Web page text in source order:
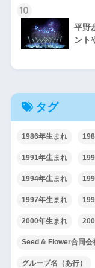
10
平野
ント
タグ
1986年生まれ
1991年生まれ
1994年生まれ
1997年生まれ
2000年生まれ
Seed & Flower合同会
グループ名（あ行）